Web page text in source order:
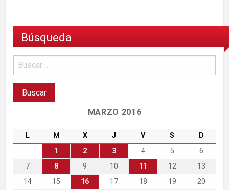
Búsqueda
MARZO 2016
L M X J V S
D
1
2 3 4 5
6
7
8 9 10 11 12
13
14
15 16 17 18 19
20